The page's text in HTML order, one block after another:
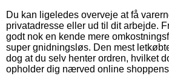
Du kan ligeledes overveje at få
privatadresse eller ud til dit arbejde.
godt nok en kende mere
super gnidningsløs. Den mest
dog at du selv henter ordren, hvilket
opholder dig nærved online